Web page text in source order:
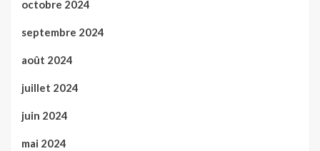
octobre 2024
septembre 2024
août 2024
juillet 2024
juin 2024
mai 2024